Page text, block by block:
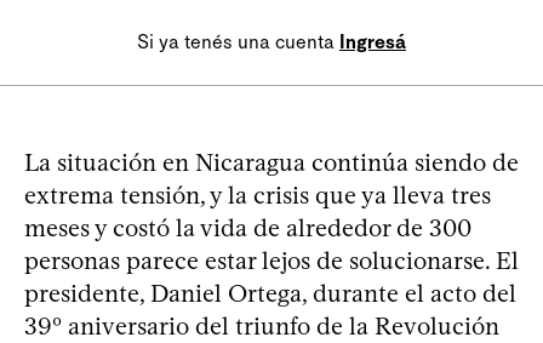
Si ya tenés una cuenta Ingresá
La situación en Nicaragua continúa siendo de
extrema tensión, y la crisis que ya lleva tres
meses y costó la vida de alrededor de 300
personas parece estar lejos de solucionarse. El
presidente, Daniel Ortega, durante el acto del
39º aniversario del triunfo de la Revolución